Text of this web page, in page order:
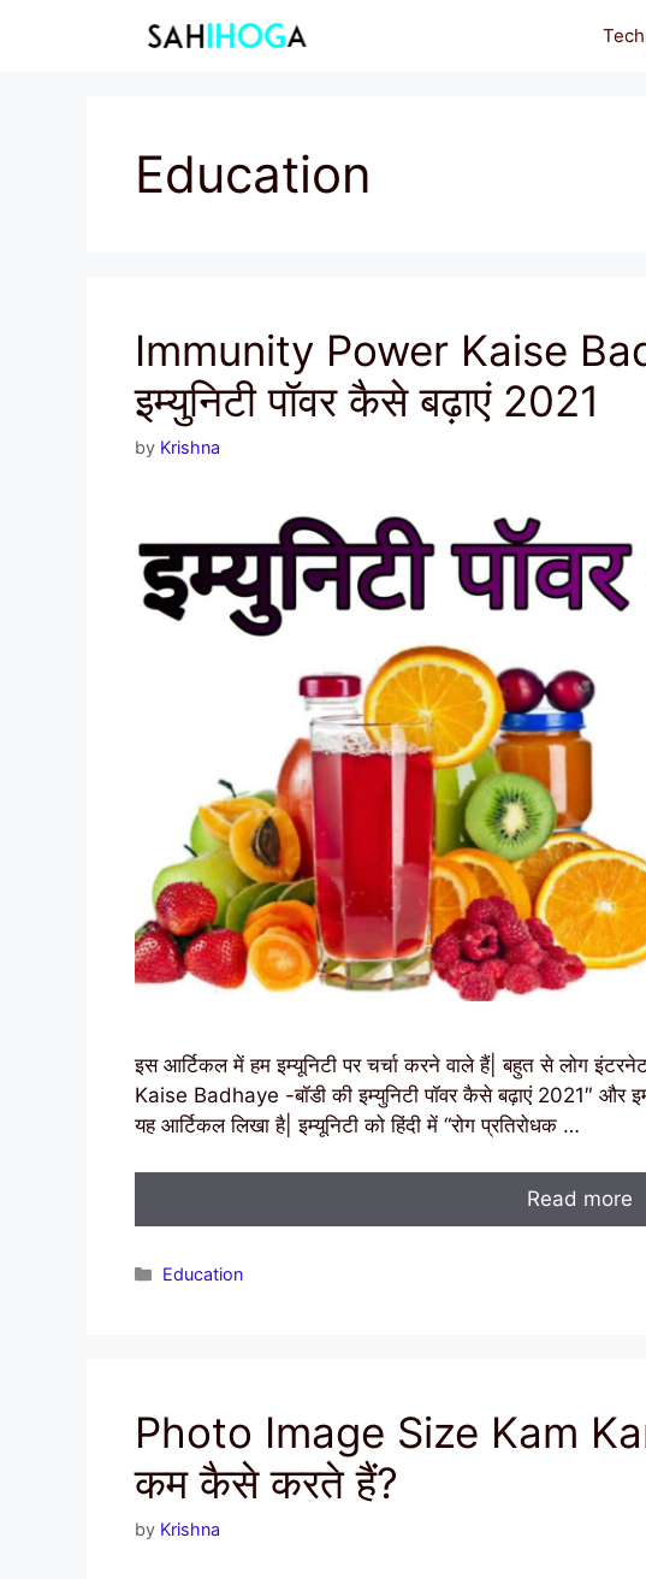
Education
Immunity Power Kaise
इम्युनिटी पॉवर कैसे बढ़ाएं 2021
by Krishna
इस आर्टिकल में हम इम्यूनिटी पर चर्चा करने वाले हैं| बहुत से लोग
Kaise Badhaye -बॉडी की इम्युनिटी पॉवर कैसे बढ़ाएं 2021″ और
यह आर्टिकल लिखा है| इम्यूनिटी को हिंदी में “रोग प्रतिरोधक …
Read more
Categories
Education
Photo Image Size Kam
कम कैसे करते हैं?
by Krishna